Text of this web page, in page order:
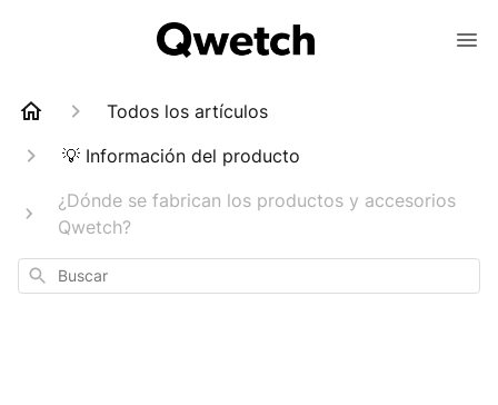
Todos los artículos
💡 Información del producto
¿Dónde se fabrican los productos y accesorios
Qwetch?
Buscar